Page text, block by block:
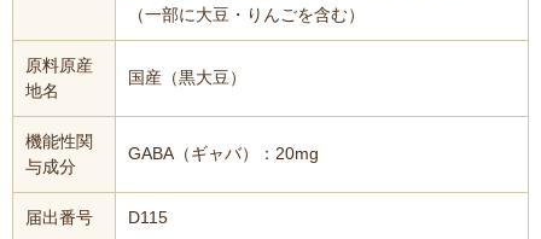
（一部に大豆・りんごを含む）
原料原産
地名
国産（黒大豆）
機能性関
与成分
GABA（ギャバ）：20mg
届出番号 D115